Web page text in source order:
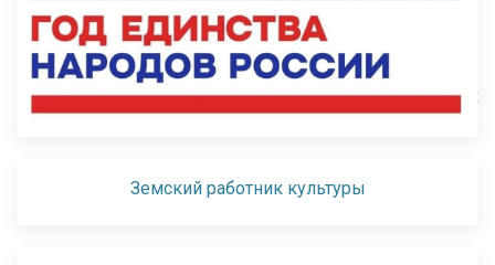
Земский работник культуры